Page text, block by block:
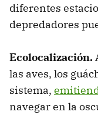
diferentes
depredadores
Ecolocalización.
las aves, los
sistema,
navegar en la